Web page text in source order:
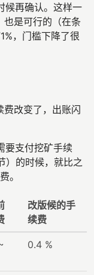
候再确认。这样一
是可行的（在条
，门槛下降了很
费改变了，出账闪
要支付挖矿手续
）的时候，就比之
。
改版候的手
续费
0.4 %